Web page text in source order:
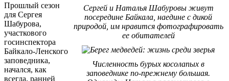
Сергей и Наталья Шабуровы живут
посередине Байкала, наедине с дикой
природой, им нравится фотографировать
ее обитателей
Численность бурых косолапых в
заповеднике по-прежнему большая.
Прошлый сезон
для Сергея
Шабурова,
участкового
госинспектора
Байкало-Ленского
заповедника,
начался, как
всегда, ранней